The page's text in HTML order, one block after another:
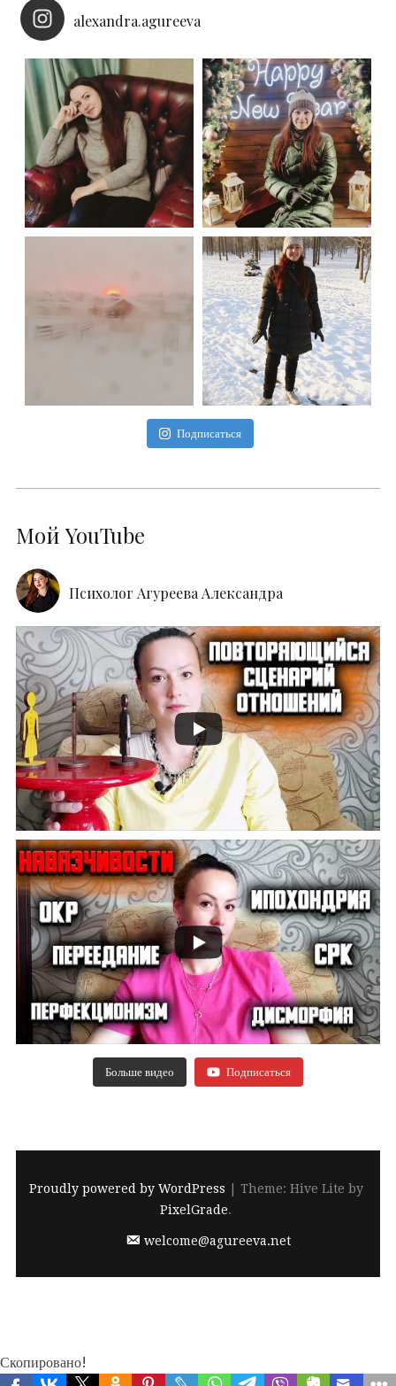
alexandra.agureeva
Подписаться
Мой YouTube
Психолог Агуреева Александра
Больше видео Подписаться
Proudly powered by WordPress
Theme: Hive Lite by
PixelGrade.
welcome@agureeva.net
Скопировано!